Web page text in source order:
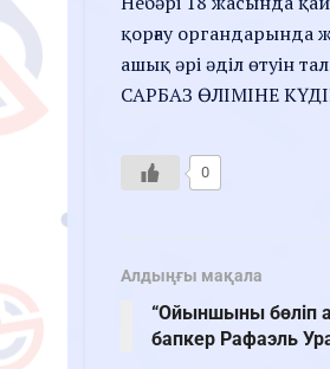
қорғау органдарында
ашық әрі әділ өтуін
САРБАЗ ӨЛІМІНЕ
0
Алдыңғы мақала
“Ойыншыны бөліп
бапкер Рафаэль